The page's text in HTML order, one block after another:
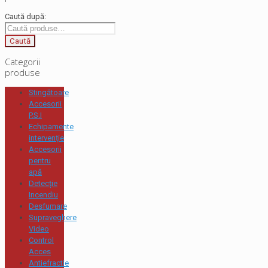
Caută după:
Caută
Categorii
produse
Stingătoare
Accesorii
P.S.I
Echipamente
intervenție
Accesorii
pentru
apă
Detecție
Incendiu
Desfumare
Supraveghere
Video
Control
Acces
Antiefractie